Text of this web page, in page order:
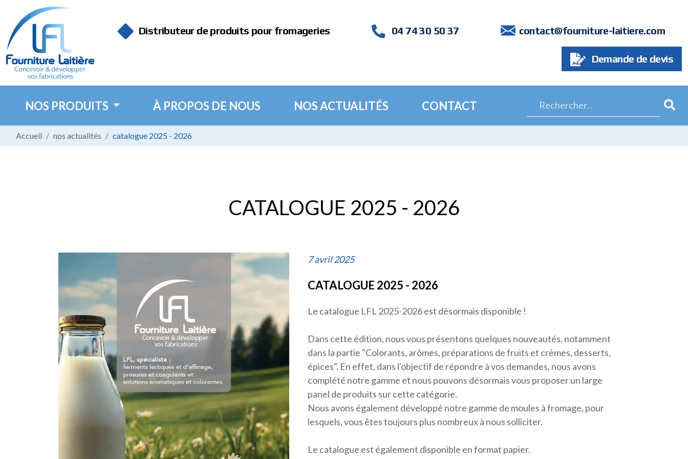
Distributeur de produits pour fromageries 04 74 30 50 37 contact@fourniture-laitiere.com
Demande de devis
NOS PRODUITS À PROPOS DE NOUS NOS ACTUALITÉS CONTACT
Accueil nos actualités catalogue 2025 - 2026
CATALOGUE 2025 - 2026
7 avril 2025
CATALOGUE 2025 - 2026
Le catalogue LFL 2025-2026 est désormais disponible !
Dans cette édition, nous vous présentons quelques nouveautés, notamment
dans la partie "Colorants, arômes, préparations de fruits et crèmes, desserts,
épices". En effet, dans l'objectif de répondre à vos demandes, nous avons
complété notre gamme et nous pouvons désormais vous proposer un large
panel de produits sur cette catégorie.
Nous avons également développé notre gamme de moules à fromage, pour
lesquels, vous êtes toujours plus nombreux à nous solliciter.
Le catalogue est également disponible en format papier.
Panneau de gestion des cookies